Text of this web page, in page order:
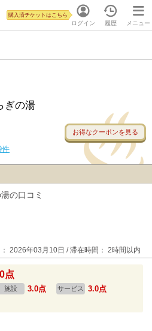
ログイン
購入済チケットはこちら
履歴 メニュー
ぎの湯
お得なクーポンを見る
件
の口コミ
2026年03月10日 / 滞在時間： 2時間以内
点
施設 3.0点 サービス 3.0点